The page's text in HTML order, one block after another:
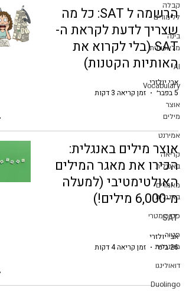
קבלה
ללימודים
בינה
מלאכותית
AI
Vocabulary
אוצר
מילים
אמירנט
קריאה
באנגלית
מאמרים
באנגלית
פסיכומטרי
פטור
מאנגלית
דואולינגו
Duolingo
הרשמה ל SAT: כל מה
שצריך לדעת לקראת ה-
SAT (בלי לקרוא את
האותיות הקטנות)
אבי יולזרי
5 בפבר׳
זמן קריאה 3 דקות
אוצר מילים באנגלית:
הכירו את מאגר המילים
האולטימטיבי (למעלה
מ-6,000 מילים!)
SAT
אבי יולזרי
26 בינו׳
זמן קריאה 4 דקות